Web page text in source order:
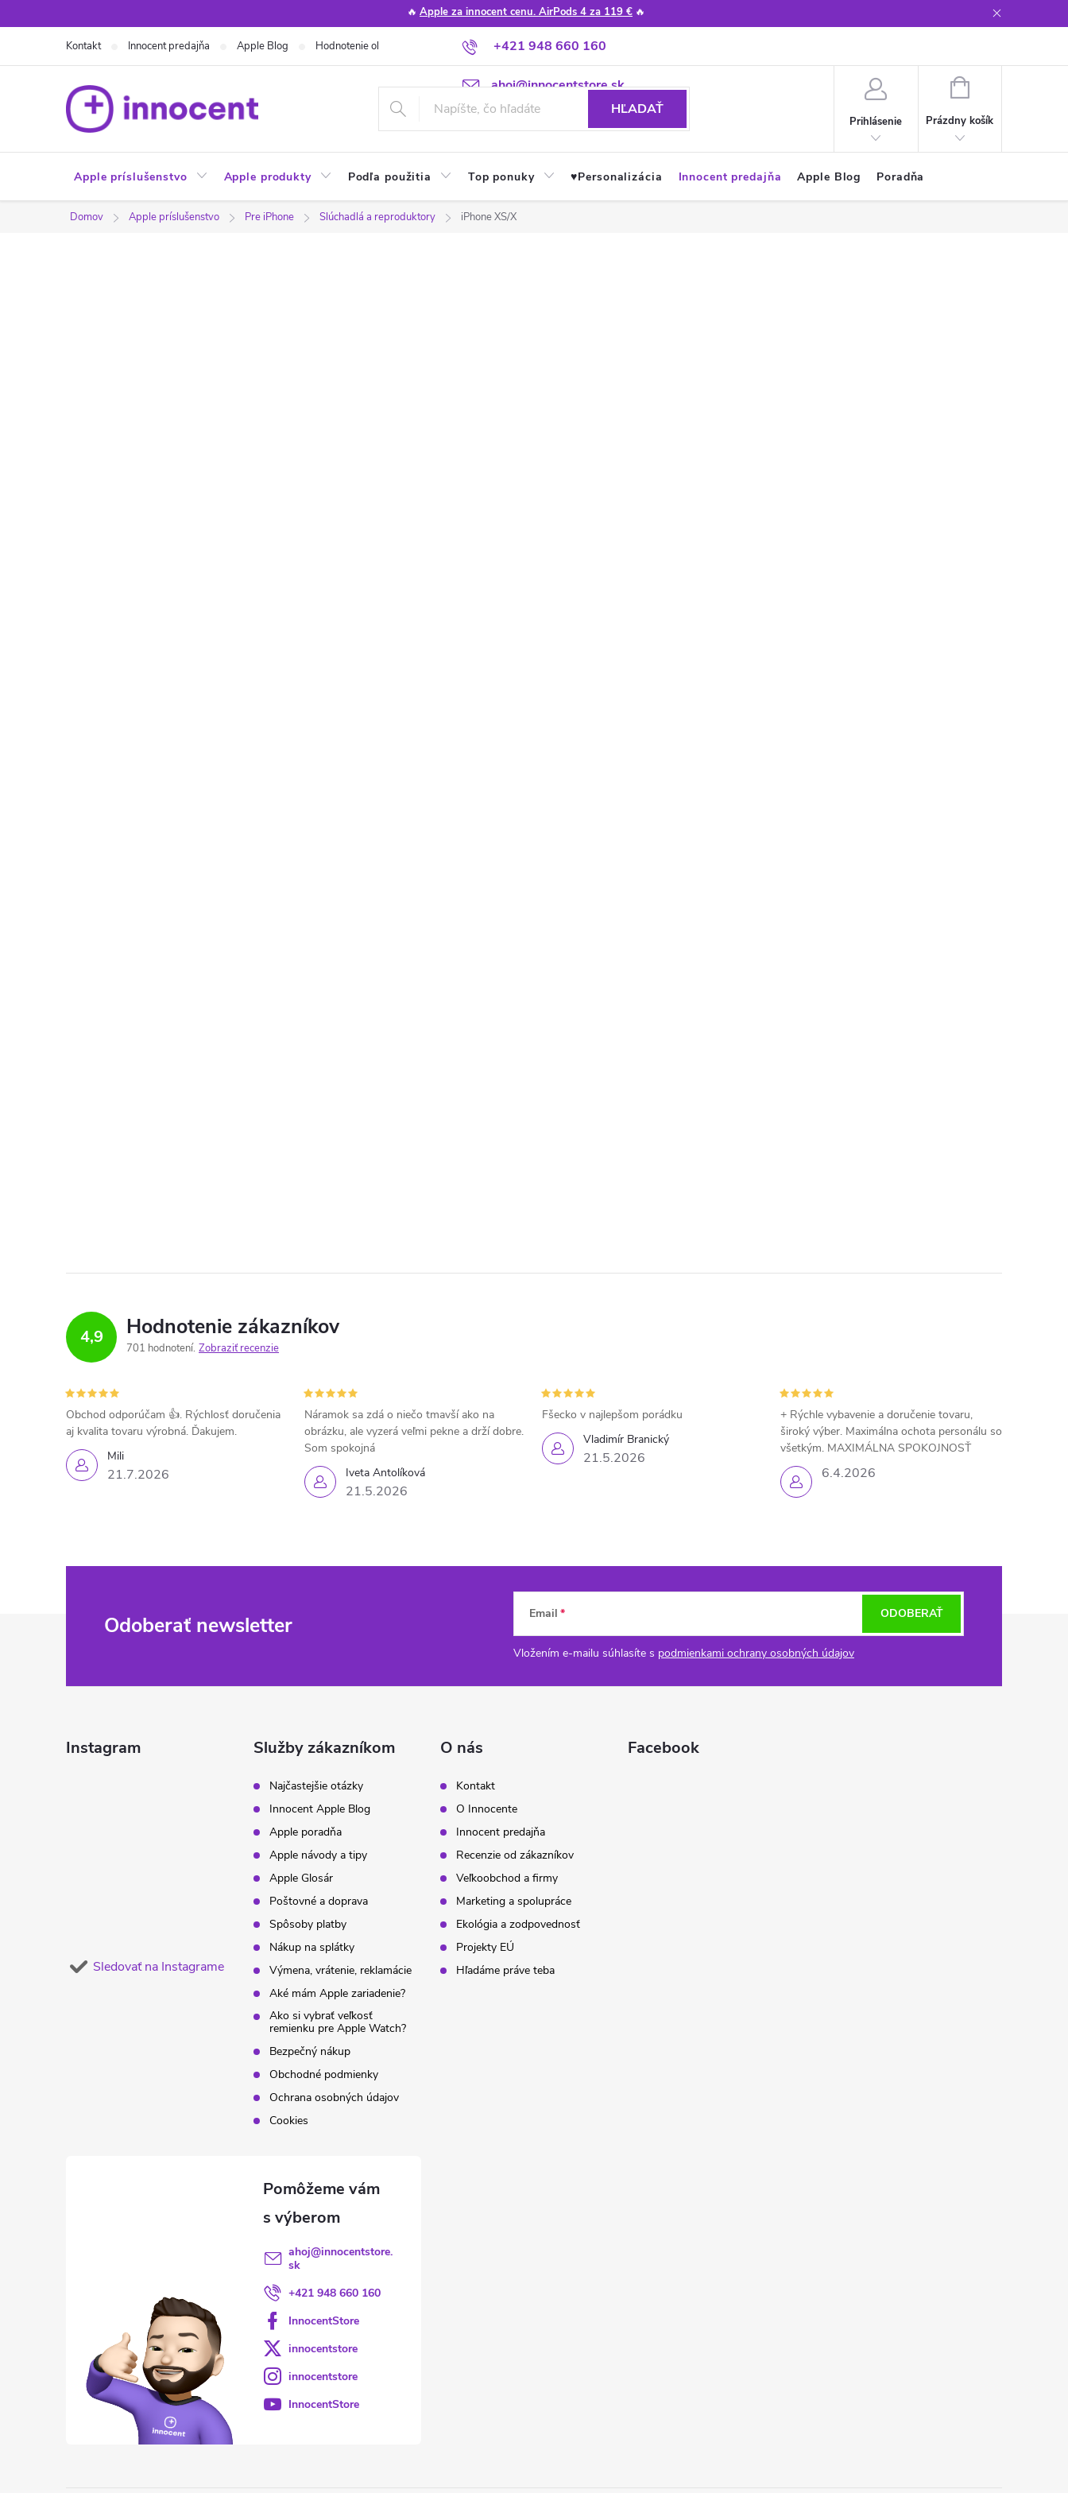
na
🔥 Apple za innocent cenu. AirPods 4 za 119 € 🔥
+421 948 660 160
ahoj@innocentstore.sk
Kontakt Innocent predajňa Apple Blog Hodnotenie obchodu Poradňa Apple návody a tipy
HĽADAŤ
Prihlásenie
NÁKUPNÝ
Prázdny košík
Apple príslušenstvo Apple produkty Podľa použitia Top ponuky ♥︎Personalizácia Innocent predajňa Apple Blog Poradňa
Domov Apple príslušenstvo Pre iPhone Slúchadlá a reproduktory iPhone XS/X
4,9 Hodnotenie zákazníkov
701 hodnotení Zobraziť recenzie
Mili
21.7.2026
Obchod odporúčam 👍. Rýchlosť doručenia
aj kvalita tovaru výrobná. Ďakujem.
Iveta Antolíková
21.5.2026
Náramok sa zdá o niečo tmavší ako na
obrázku, ale vyzerá veľmi pekne a drží dobre.
Som spokojná
Vladimír Branický
21.5.2026
Fšecko v najlepšom porádku
6.4.2026
+ Rýchle vybavenie a doručenie tovaru,
široký výber. Maximálna ochota personálu so
všetkým. MAXIMÁLNA SPOKOJNOSŤ
Odoberať newsletter Email
Vložením e-mailu súhlasíte s podmienkami ochrany osobných údajov
ODOBERAŤ
Instagram
Sledovať na Instagrame
Služby zákazníkom
Najčastejšie otázky
Innocent Apple Blog
Apple poradňa
Apple návody a tipy
Apple Glosár
Poštovné a doprava
Spôsoby platby
Nákup na splátky
Výmena, vrátenie, reklamácie
Aké mám Apple zariadenie?
Ako si vybrať veľkosť
remienku pre Apple Watch?
Bezpečný nákup
Obchodné podmienky
Ochrana osobných údajov
Cookies
O nás
Kontakt
O Innocente
Innocent predajňa
Recenzie od zákazníkov
Veľkoobchod a firmy
Marketing a spolupráce
Ekológia a zodpovednosť
Projekty EÚ
Hľadáme práve teba
Facebook
ahoj@innocentstore.
sk
+421 948 660 160
InnocentStore
innocentstore
innocentstore
InnocentStore